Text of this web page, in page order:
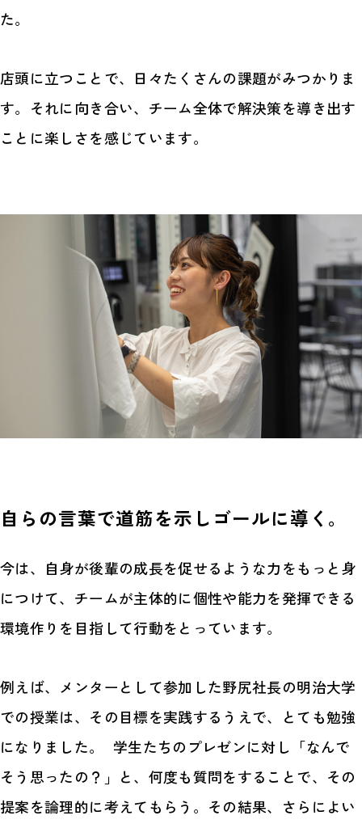
た。
店頭に立つことで、日々たくさんの課題がみつかりま
す。それに向き合い、チーム全体で解決策を導き出す
ことに楽しさを感じています。
自らの言葉で道筋を示しゴールに導く。
今は、自身が後輩の成長を促せるような力をもっと身
につけて、チームが主体的に個性や能力を発揮できる
環境作りを目指して行動をとっています。
例えば、メンターとして参加した野尻社長の明治大学
での授業は、その目標を実践するうえで、とても勉強
になりました。 学生たちのプレゼンに対し「なんで
そう思ったの？」と、何度も質問をすることで、その
提案を論理的に考えてもらう。その結果、さらによい